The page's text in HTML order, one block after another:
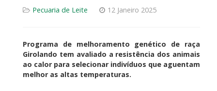
Pecuaria de Leite 12 Janeiro 2025
Programa de melhoramento genético de raça
Girolando tem avaliado a resistência dos animais
ao calor para selecionar indivíduos que aguentam
melhor as altas temperaturas.